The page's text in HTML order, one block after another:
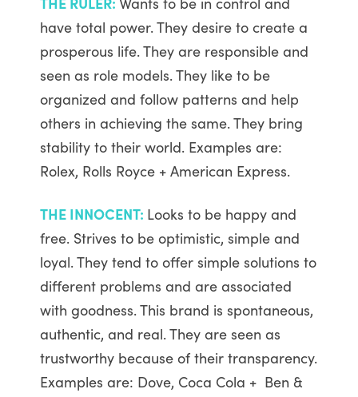
have total power. They desire to create a
prosperous life. They are responsible and
seen as role models. They like to be
organized and follow patterns and help
others in achieving the same. They bring
stability to their world. Examples are:
Rolex, Rolls Royce + American Express.
THE INNOCENT: Looks to be happy and
free. Strives to be optimistic, simple and
loyal. They tend to offer simple solutions to
different problems and are associated
with goodness. This brand is spontaneous,
authentic, and real. They are seen as
trustworthy because of their transparency.
Examples are: Dove, Coca Cola + Ben &